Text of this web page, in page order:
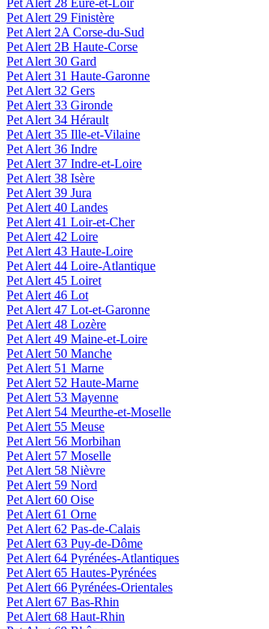
Pet Alert 28 Eure-et-Loir
Pet Alert 29 Finistère
Pet Alert 2A Corse-du-Sud
Pet Alert 2B Haute-Corse
Pet Alert 30 Gard
Pet Alert 31 Haute-Garonne
Pet Alert 32 Gers
Pet Alert 33 Gironde
Pet Alert 34 Hérault
Pet Alert 35 Ille-et-Vilaine
Pet Alert 36 Indre
Pet Alert 37 Indre-et-Loire
Pet Alert 38 Isère
Pet Alert 39 Jura
Pet Alert 40 Landes
Pet Alert 41 Loir-et-Cher
Pet Alert 42 Loire
Pet Alert 43 Haute-Loire
Pet Alert 44 Loire-Atlantique
Pet Alert 45 Loiret
Pet Alert 46 Lot
Pet Alert 47 Lot-et-Garonne
Pet Alert 48 Lozère
Pet Alert 49 Maine-et-Loire
Pet Alert 50 Manche
Pet Alert 51 Marne
Pet Alert 52 Haute-Marne
Pet Alert 53 Mayenne
Pet Alert 54 Meurthe-et-Moselle
Pet Alert 55 Meuse
Pet Alert 56 Morbihan
Pet Alert 57 Moselle
Pet Alert 58 Nièvre
Pet Alert 59 Nord
Pet Alert 60 Oise
Pet Alert 61 Orne
Pet Alert 62 Pas-de-Calais
Pet Alert 63 Puy-de-Dôme
Pet Alert 64 Pyrénées-Atlantiques
Pet Alert 65 Hautes-Pyrénées
Pet Alert 66 Pyrénées-Orientales
Pet Alert 67 Bas-Rhin
Pet Alert 68 Haut-Rhin